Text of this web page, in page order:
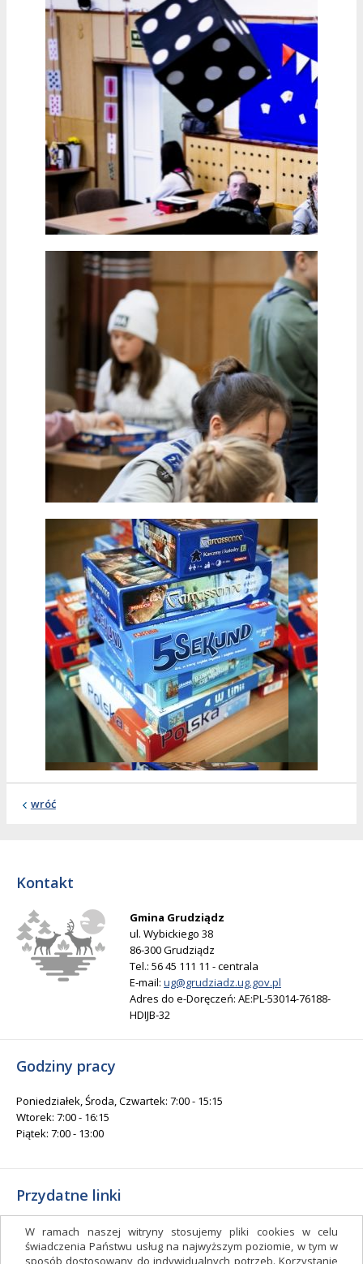
W ramach naszej witryny stosujemy pliki cookies w celu
świadczenia Państwu usług na najwyższym poziomie, w tym w
sposób dostosowany do indywidualnych potrzeb. Korzystanie
wróć
Kontakt
Gmina Grudziądz
ul. Wybickiego 38
86-300 Grudziądz
Tel.: 56 45 111 11 - centrala
E-mail: ug@grudziadz.ug.gov.pl
Adres do e-Doręczeń: AE:PL-53014-76188-
HDIJB-32
Godziny pracy
Poniedziałek, Środa, Czwartek: 7:00 - 15:15
Wtorek: 7:00 - 16:15
Piątek: 7:00 - 13:00
Przydatne linki
Gminny Ośrodek Kultury i Sportu
Gminna Biblioteka Publiczna